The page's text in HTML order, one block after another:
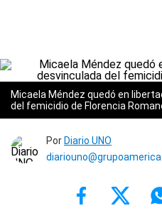
Micaela Méndez quedó en
del femicidio de Florencia
Por Diario UNO